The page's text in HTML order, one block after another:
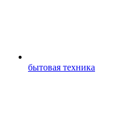
бытовая техника